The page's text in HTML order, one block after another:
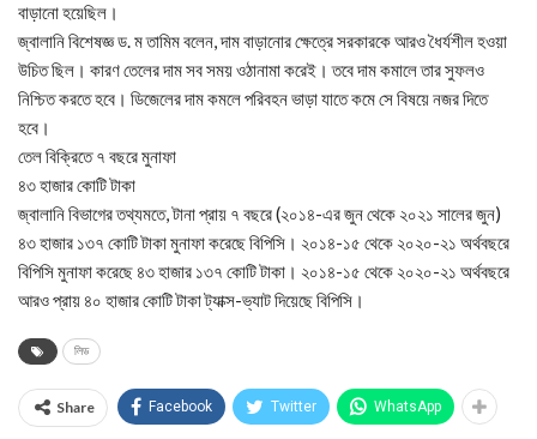
বাড়ানো হয়েছিল।
জ্বালানি বিশেষজ্ঞ ড. ম তামিম বলেন, দাম বাড়ানোর ক্ষেত্রে সরকারকে আরও ধৈর্যশীল হওয়া
উচিত ছিল। কারণ তেলের দাম সব সময় ওঠানামা করেই। তবে দাম কমালে তার সুফলও
নিশ্চিত করতে হবে। ডিজেলের দাম কমলে পরিবহন ভাড়া যাতে কমে সে বিষয়ে নজর দিতে
হবে।
তেল বিক্রিতে ৭ বছরে মুনাফা
৪৩ হাজার কোটি টাকা
জ্বালানি বিভাগের তথ্যমতে, টানা প্রায় ৭ বছরে (২০১৪-এর জুন থেকে ২০২১ সালের জুন)
৪৩ হাজার ১৩৭ কোটি টাকা মুনাফা করেছে বিপিসি। ২০১৪-১৫ থেকে ২০২০-২১ অর্থবছরে
বিপিসি মুনাফা করেছে ৪৩ হাজার ১৩৭ কোটি টাকা। ২০১৪-১৫ থেকে ২০২০-২১ অর্থবছরে
আরও প্রায় ৪০ হাজার কোটি টাকা ট্যাক্স-ভ্যাট দিয়েছে বিপিসি।
লিড
Share Facebook Twitter WhatsApp